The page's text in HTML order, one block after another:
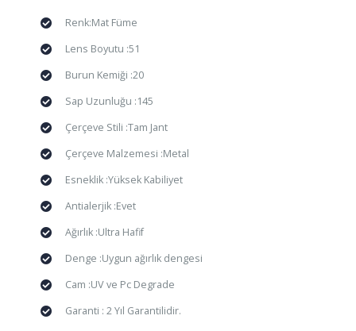
Renk:Mat Füme
Lens Boyutu :51
Burun Kemiği :20
Sap Uzunluğu :145
Çerçeve Stili :Tam Jant
Çerçeve Malzemesi :Metal
Esneklik :Yüksek Kabiliyet
Antialerjik :Evet
Ağırlık :Ultra Hafif
Denge :Uygun ağırlık dengesi
Cam :UV ve Pc Degrade
Garanti : 2 Yıl Garantilidir.